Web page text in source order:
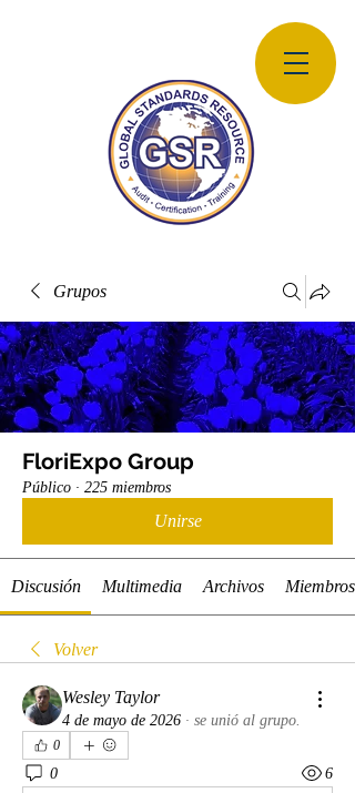
Grupos
FloriExpo Group
Público · 225 miembros
Unirse
Discusión Multimedia Archivos Miembros
Volver
Wesley Taylor
4 de mayo de 2026 · se unió al grupo.
0
0 6